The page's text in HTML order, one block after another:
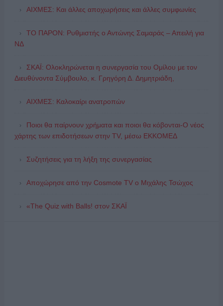
ΑΙΧΜΕΣ: Και άλλες αποχωρήσεις και άλλες συμφωνίες
ΤΟ ΠΑΡΟΝ: Ρυθμιστής ο Αντώνης Σαμαράς – Απειλή για
ΝΔ
ΣΚΑΪ: Ολοκληρώνεται η συνεργασία του Ομίλου με τον
Διευθύνοντα Σύμβουλο, κ. Γρηγόρη Δ. Δημητριάδη,
ΑΙΧΜΕΣ: Καλοκαίρι ανατροπών
Ποιοι θα παίρνουν χρήματα και ποιοι θα κόβονται-Ο νέος
χάρτης των επιδοτήσεων στην TV, μέσω ΕΚΚΟΜΕΔ
Συζητήσεις για τη λήξη της συνεργασίας
Αποχώρησε από την Cosmote TV o Μιχάλης Τσώχος
«The Quiz with Balls! στον ΣΚΑΪ